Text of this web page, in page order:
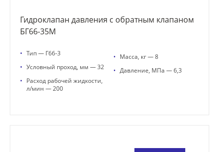
Гидроклапан давления с обратным клапаном
БГ66-35М
• Тип — Г66-3
• Условный проход, мм — 32
• Расход рабочей жидкости,
л/мин — 200
• Масса, кг — 8
• Давление, МПа — 6,3